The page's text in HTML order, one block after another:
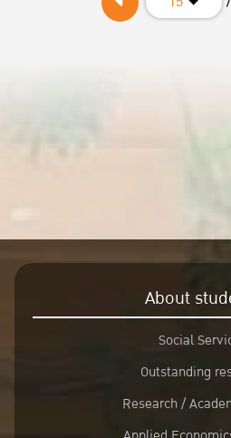
About
Social
Outstanding
Research /